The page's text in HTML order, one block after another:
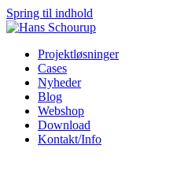
Spring til indhold
Projektløsninger
Cases
Nyheder
Blog
Webshop
Download
Kontakt/Info